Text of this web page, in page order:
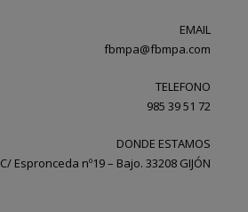
EMAIL
fbmpa@fbmpa.com
TELEFONO
985 39 51 72
DONDE ESTAMOS
C/ Espronceda nº19 – Bajo. 33208 GIJÓN